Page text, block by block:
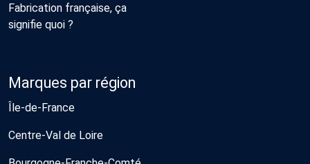
Fabrication française, ça
signifie quoi ?
Marques par région
Île-de-France
Centre-Val de Loire